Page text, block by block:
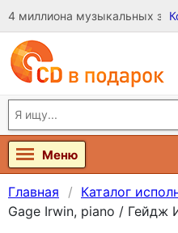
4 миллиона музыкальных
Меню
Главная Каталог
Gage Irwin, piano / Гейдж